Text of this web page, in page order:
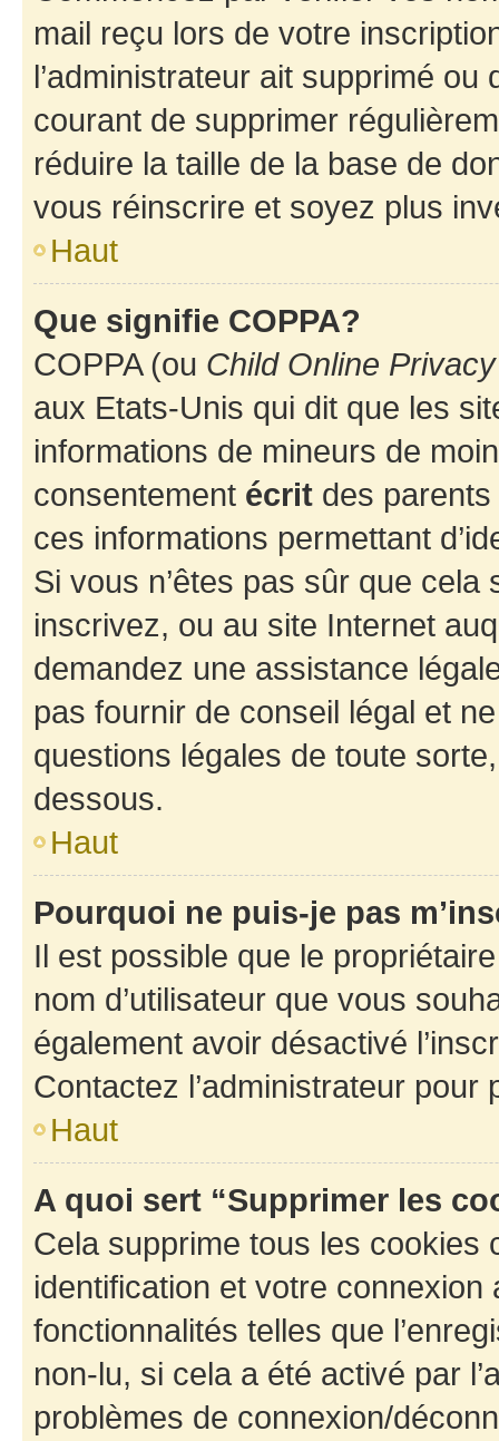
mail reçu lors de votre
l’administrateur ait supprimé
courant de supprimer
réduire la taille de la base de
vous réinscrire et soyez plus
Haut
Que signifie COPPA?
COPPA (ou Child Online
aux Etats-Unis qui dit que les
informations de mineurs de
consentement écrit des parents
ces informations permettant
Si vous n’êtes pas sûr que
inscrivez, ou au site Internet
demandez une assistance
pas fournir de conseil légal et
questions légales de toute
dessous.
Haut
Pourquoi ne puis-je pas
Il est possible que le
nom d’utilisateur que vous
également avoir désactivé
Contactez l’administrateur
Haut
A quoi sert “Supprimer les
Cela supprime tous les cookies
identification et votre
fonctionnalités telles que
non-lu, si cela a été activé par
problèmes de connexion/